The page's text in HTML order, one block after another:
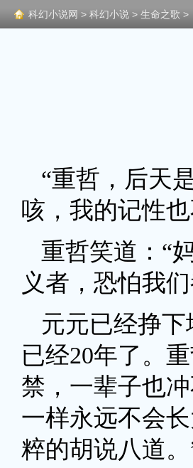
科幻小说网 > 科幻小说 > 生命之歌 >
“重哲，后天
咳，我的记性
重哲笑道：“
义者，恐怕我
元元已经挣
已经20年了。
禁，一辈子也
一样永远不会
粹的胡说八道。